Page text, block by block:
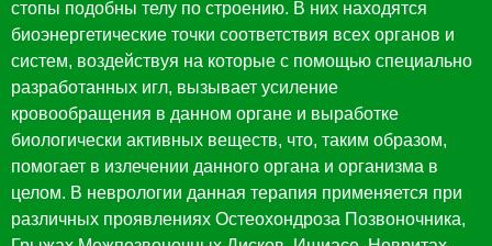
стопы подобны телу по строению. В них находятся
биоэнергетические точки соответствия всех органов и
систем, воздействуя на которые с помощью специально
разработанных игл, вызывает усиление
кровообращения в данном органе и выработке
биологически активных веществ, что, таким образом,
помогает в излечении данного органа и организма в
целом. В неврологии данная терапия применяется при
различных проявлениях Остеохондроза Позвоночника,